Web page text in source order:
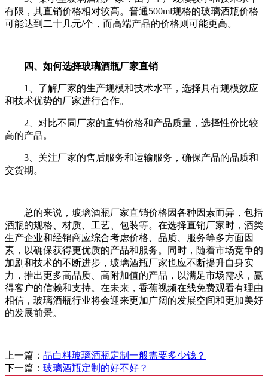
有限，其直销价格相对较高。普通500ml规格的玻璃酒瓶价格
可能达到二十几元/个，而高端产品的价格则可能更高。
四、如何选择玻璃酒瓶厂家直销
1、了解厂家的生产规模和技术水平，选择具有规模效应
和技术优势的厂家进行合作。
2、对比不同厂家的直销价格和产品质量，选择性价比较
高的产品。
3、关注厂家的售后服务和运输服务，确保产品的品质和
交货期。
总的来说，玻璃酒瓶厂家直销价格因各种因素而异，包括
酒瓶的规格、材质、工艺、包装等。在选择直销厂家时，酒类
生产企业和经销商应综合考虑价格、品质、服务等多方面因
素，以确保获得更优质的产品和服务。同时，随着市场竞争的
加剧和技术的不断进步，玻璃酒瓶厂家也应不断提升自身实
力，推出更多高品质、高附加值的产品，以满足市场需求，赢
得客户的信赖和支持。在未来，香蕉视频在线免费观看有理由
相信，玻璃酒瓶行业将会迎来更加广阔的发展空间和更加美好
的发展前景。
上一篇： 晶白料玻璃酒瓶定制一般需要多少钱？
下一篇： 玻璃酒瓶定制的好不好？